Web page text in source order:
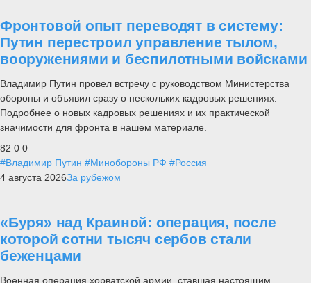
Фронтовой опыт переводят в систему:
Путин перестроил управление тылом,
вооружениями и беспилотными войсками
Владимир Путин провел встречу с руководством Министерства
обороны и объявил сразу о нескольких кадровых решениях.
Подробнее о новых кадровых решениях и их практической
значимости для фронта в нашем материале.
82 0 0
#Владимир Путин #Минобороны РФ #Россия
4 августа 2026За рубежом
«Буря» над Краиной: операция, после
которой сотни тысяч сербов стали
беженцами
Военная операция хорватской армии, ставшая настоящим